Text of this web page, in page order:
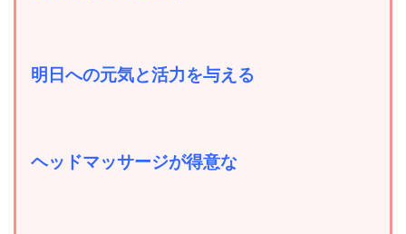
明日への元気と活力を与える
ヘッドマッサージが得意な